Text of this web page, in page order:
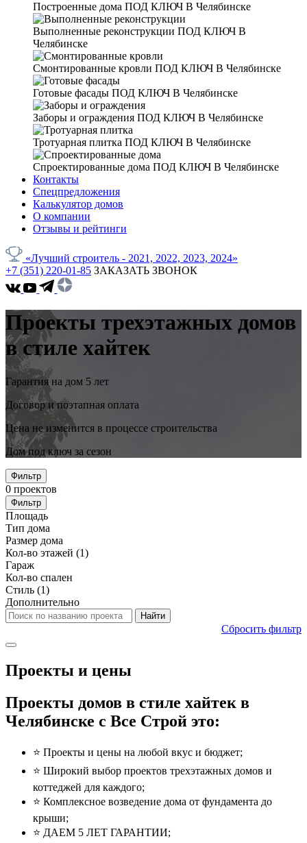
Построенные дома ПОД КЛЮЧ В Челябинске
Выполненные реконструкции ПОД КЛЮЧ В
Челябинске
Смонтированные кровли ПОД КЛЮЧ В Челябинске
Готовые фасады ПОД КЛЮЧ В Челябинске
Заборы и ограждения ПОД КЛЮЧ В Челябинске
Тротуарная плитка ПОД КЛЮЧ В Челябинске
Спроектированные дома ПОД КЛЮЧ В Челябинске
Контакты
Спецпредложения
Калькулятор домов
О компании
Отзывы и рейтинги
«Лучший строитель - 2021, 2022, 2023, 2024»
+7 (351) 220-01-85 ЗАКАЗАТЬ ЗВОНОК
Проекты трехэтажных домов
в стиле хайтек
Гарантия на дом 5 лет
Договор и поэтапная оплата
Цена не изменится в процессе строительства
Дом под ключ за сезон
Фильтр
0 проектов
Фильтр
Площадь
Тип дома
Размер дома
Кол-во этажей (1)
Гараж
Кол-во спален
Стиль (1)
Дополнительно
Сбросить фильтр
Проекты и цены
Проекты домов в стиле хайтек в
Челябинске с Все Строй это:
⭐️ Проекты и цены на любой вкус и бюджет;
⭐️ Широкий выбор проектов трехэтажных домов и
коттеджей для каждого;
⭐️ Комплексное возведение дома от фундамента до
крыши;
⭐️ ДАЕМ 5 ЛЕТ ГАРАНТИИ;